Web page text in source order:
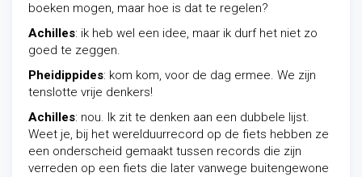
boeken mogen, maar hoe is dat te regelen?
Achilles: ik heb wel een idee, maar ik durf het niet zo
goed te zeggen.
Pheidippides: kom kom, voor de dag ermee. We zijn
tenslotte vrije denkers!
Achilles: nou. Ik zit te denken aan een dubbele lijst.
Weet je, bij het werelduurrecord op de fiets hebben ze
een onderscheid gemaakt tussen records die zijn
verreden op een fiets die later vanwege buitengewone